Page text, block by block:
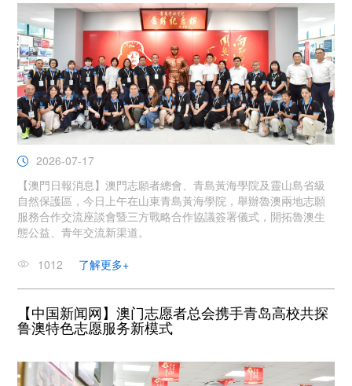
2026-07-17
【澳門日報消息】澳門志願者總會、青島黃海學院及靈山島省級
自然保護區，今日上午在山東青島黃海學院，舉辦魯澳兩地志願
服務合作交流座談會暨三方戰略合作協議簽署儀式，開拓魯澳生
態公益、青年交流新渠道。
1012 了解更多+
【中国新闻网】澳门志愿者总会携手青岛高校共探
鲁澳特色志愿服务新模式